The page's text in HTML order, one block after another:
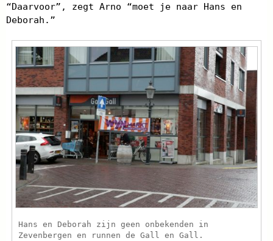
“Daarvoor”, zegt Arno “moet je naar Hans en
Deborah.”
Hans en Deborah zijn geen onbekenden in
Zevenbergen en runnen de Gall en Gall.